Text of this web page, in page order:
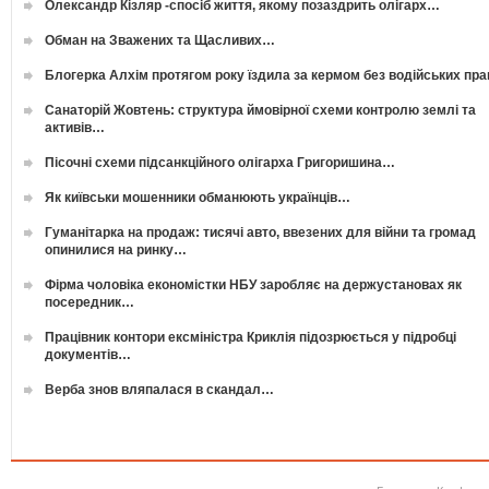
Олександр Кізляр -спосіб життя, якому позаздрить олігарх…
Обман на Зважених та Щасливих…
Блогерка Алхім протягом року їздила за кермом без водійських
Санаторій Жовтень: структура ймовірної схеми контролю землі та
активів…
Пісочні схеми підсанкційного олігарха Григоришина…
Як київськи мошенники обманюють українців…
Гуманітарка на продаж: тисячі авто, ввезених для війни та громад
опинилися на ринку…
Фірма чоловіка економістки НБУ заробляє на держустановах як
посередник…
Працівник контори ексміністра Криклія підозрюється у підробці
документів…
Верба знов вляпалася в скандал…